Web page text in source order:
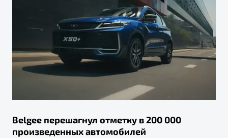
Belgee перешагнул отметку в 200 000
произведенных автомобилей